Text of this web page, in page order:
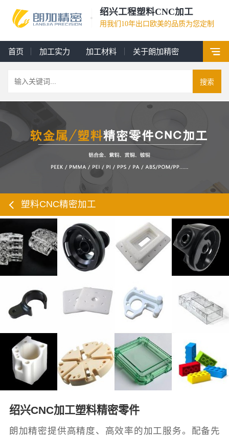
绍兴工程塑料CNC加工
用我们10年出口欧美的品质为您定制
首页 加工实力 加工材料 关于朗加精密
搜索
塑料CNC精密加工
绍兴CNC加工塑料精密零件
朗加精密提供高精度、高效率的加工服务。配备先